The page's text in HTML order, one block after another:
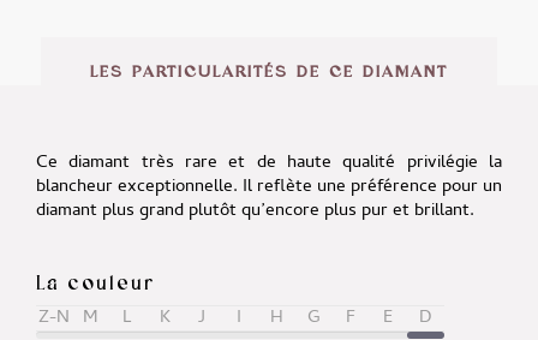
LES PARTICULARITÉS DE CE DIAMANT
Ce diamant très rare et de haute qualité privilégie la
blancheur exceptionnelle. Il reflète une préférence pour un
diamant plus grand plutôt qu’encore plus pur et brillant.
La couleur
Z-N M L K J I H G F E
D